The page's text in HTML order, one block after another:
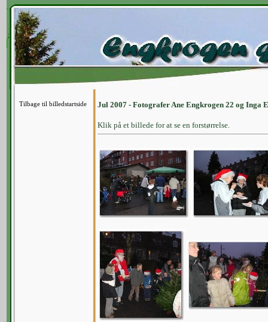
Tilbage til billedstartside Jul 2007 - Fotografer Ane Engkrogen 22 og Inga
Klik på et billede for at se en forstørrelse.